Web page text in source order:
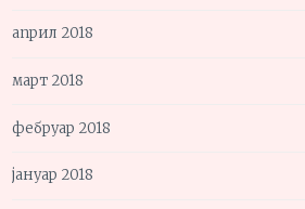
април 2018
март 2018
фебруар 2018
јануар 2018